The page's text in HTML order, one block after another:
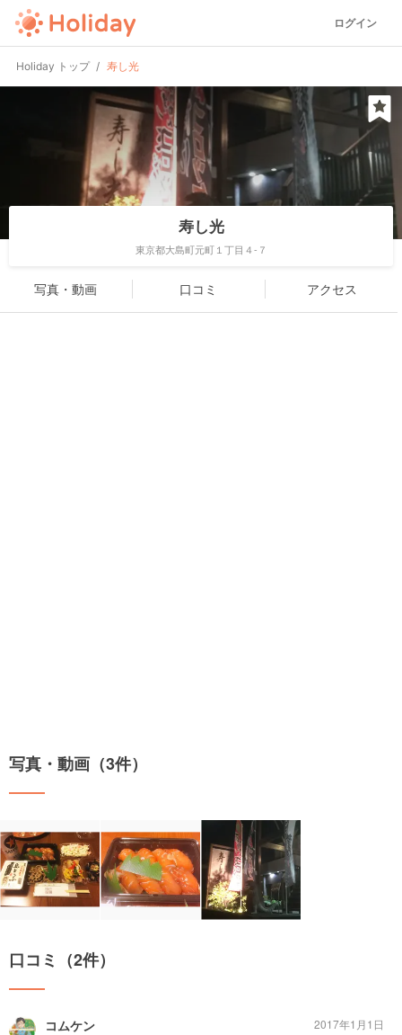
ログイン
Holiday トップ 寿し光
寿し光
東京都大島町元町１丁目４-７
写真・動画 口コミ アクセス
写真・動画（3件）
口コミ（2件）
コムケン
2017年1月1日